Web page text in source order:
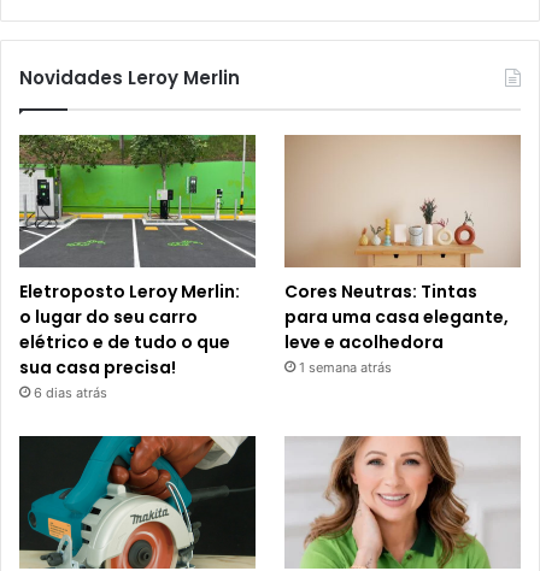
Novidades Leroy Merlin
Eletroposto Leroy Merlin:
o lugar do seu carro
elétrico e de tudo o que
sua casa precisa!
6 dias atrás
Cores Neutras: Tintas
para uma casa elegante,
leve e acolhedora
1 semana atrás